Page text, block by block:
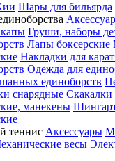
Шары для бильярда
Груши, наборы
Лапы боксерские
Накладки для
Одежда для
единоборств
снарядные Скакалки
манекены
теннис Аксессуары
весы